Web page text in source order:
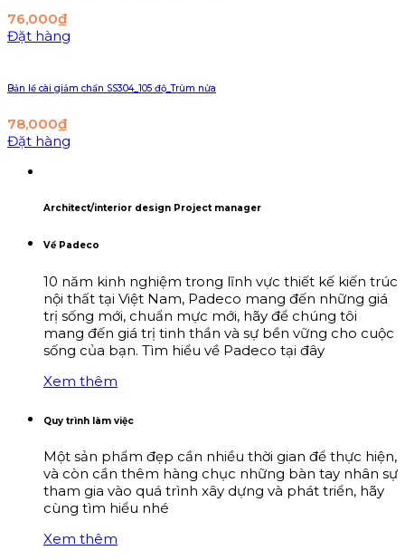
76,000₫
Đặt hàng
Bản lề cài giảm chấn SS304_105 độ_Trùm nửa
78,000₫
Đặt hàng
Architect/interior design Project manager
Về Padeco
10 năm kinh nghiệm trong lĩnh vực thiết kế kiến trúc
nội thất tại Việt Nam, Padeco mang đến những giá
trị sống mới, chuẩn mực mới, hãy để chúng tôi
mang đến giá trị tinh thần và sự bền vững cho cuộc
sống của bạn. Tìm hiểu về Padeco tại đây
Xem thêm
Quy trình làm việc
Một sản phẩm đẹp cần nhiều thời gian để thực hiện,
và còn cần thêm hàng chục những bàn tay nhân sự
tham gia vào quá trình xây dựng và phát triển, hãy
cùng tìm hiểu nhé
Xem thêm